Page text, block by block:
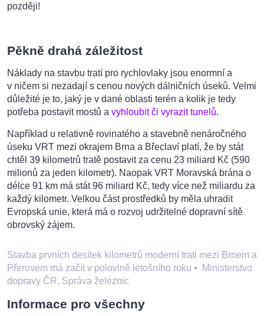
později!
Pěkně drahá záležitost
Náklady na stavbu tratí pro rychlovlaky jsou enormní a
v ničem si nezadají s cenou nových dálničních úseků. Velmi
důležité je to, jaký je v dané oblasti terén a kolik je tedy
potřeba postavit mostů a vyhloubit či vyrazit tunelů.
Například u relativně rovinatého a stavebně nenáročného
úseku VRT mezi okrajem Brna a Břeclaví platí, že by stát
chtěl 39 kilometrů tratě postavit za cenu 23 miliard Kč (590
milionů za jeden kilometr). Naopak VRT Moravská brána o
délce 91 km má stát 96 miliard Kč, tedy více než miliardu za
každý kilometr. Velkou část prostředků by měla uhradit
Evropská unie, která má o rozvoj udržitelné dopravní sítě
obrovský zájem.
Stavba prvních desítek kilometrů moderní trati mezi Brnem a
Přerovem má začít v polovině letošního roku •
Ministerstvo
dopravy ČR, Správa železnic
Informace pro všechny